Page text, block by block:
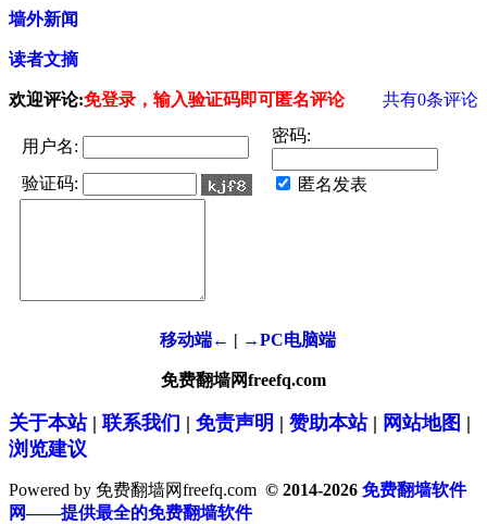
墙外新闻
读者文摘
欢迎评论:免登录，输入验证码即可匿名评论 共有0条评论
用户名:
密码:
验证码: 匿名发表
移动端← | →PC电脑端
免费翻墙网freefq.com
关于本站| 联系我们 | 免责声明 | 赞助本站| 网站地图 |
浏览建议
Powered by 免费翻墙网freefq.com © 2014-2026 免费翻墙软件
网——提供最全的免费翻墙软件